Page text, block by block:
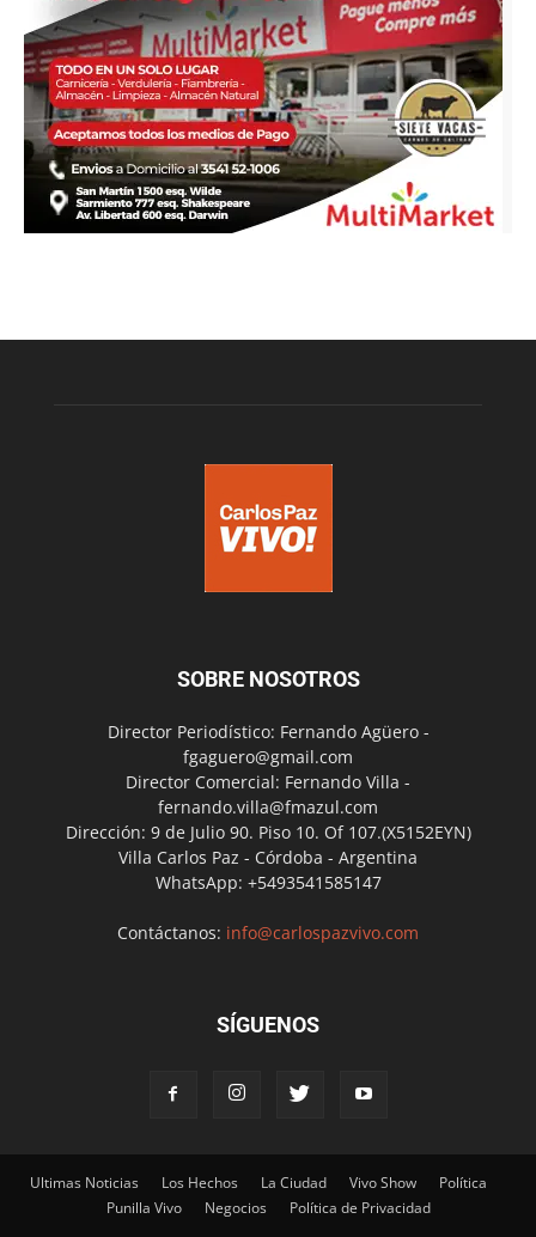
SOBRE NOSOTROS
Director Periodístico: Fernando Agüero -
fgaguero@gmail.com
Director Comercial: Fernando Villa -
fernando.villa@fmazul.com
Dirección: 9 de Julio 90. Piso 10. Of 107.(X5152EYN)
Villa Carlos Paz - Córdoba - Argentina
WhatsApp: +5493541585147
Contáctanos: info@carlospazvivo.com
SÍGUENOS
Ultimas Noticias Los Hechos La Ciudad Vivo Show
Política
Punilla Vivo
Negocios Política de Privacidad